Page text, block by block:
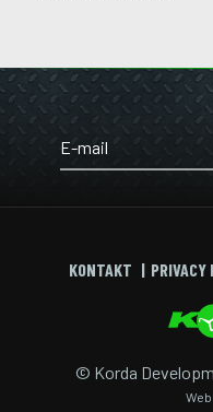
© Korda
KONTAKT PRIVACY